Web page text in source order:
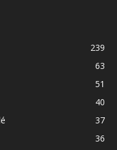
239
63
51
40
37
36